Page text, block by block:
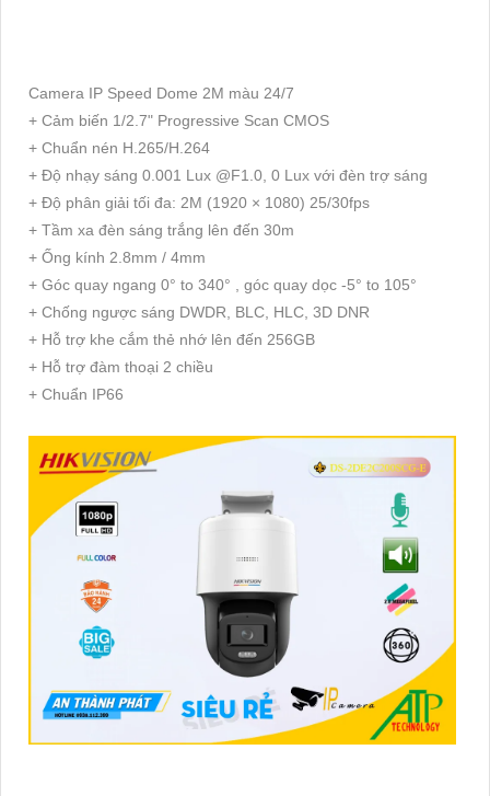
Camera IP Speed Dome 2M màu 24/7
+ Cảm biến 1/2.7" Progressive Scan CMOS
+ Chuẩn nén H.265/H.264
+ Độ nhạy sáng 0.001 Lux @F1.0, 0 Lux với đèn trợ sáng
+ Độ phân giải tối đa: 2M (1920 × 1080) 25/30fps
+ Tầm xa đèn sáng trắng lên đến 30m
+ Ống kính 2.8mm / 4mm
+ Góc quay ngang 0° to 340° , góc quay dọc -5° to 105°
+ Chống ngược sáng DWDR, BLC, HLC, 3D DNR
+ Hỗ trợ khe cắm thẻ nhớ lên đến 256GB
+ Hỗ trợ đàm thoại 2 chiều
+ Chuẩn IP66